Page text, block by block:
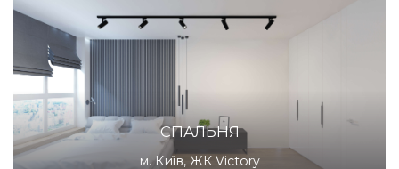
СПАЛЬНЯ
м. Київ, ЖК Victory